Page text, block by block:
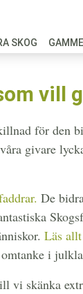
SKOG
vill
för den
givare
De
Läs
i
skänka